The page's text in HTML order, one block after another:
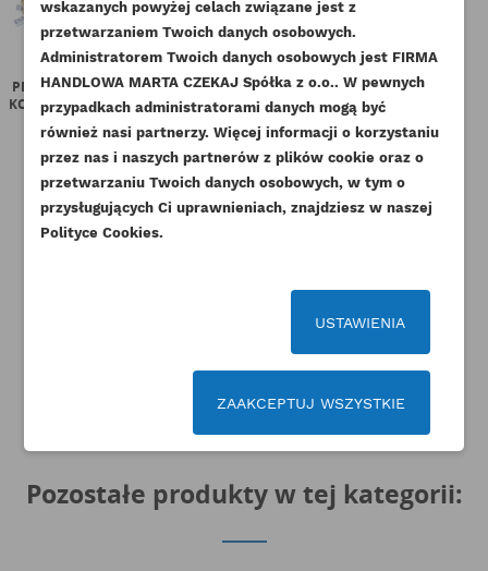
DODAJ DO LISTY ŻYCZEŃ
add_circle_outline Stwórz nową listę życzeń
NAZWA LISTY ŻYCZEŃ
Anuluj Utwórz listę życzeń
Musisz być zalogowany by zapisać produkty na
swojej liście życzeń.
Anuluj Zaloguj się
PERKINS USZCZELNIENIE WAŁU
KORBOWEGO TYŁ Z OBUDOWĄ...
Indeks 2418F701-ORG
Dostępny
367,77 złBrutto
299,00 złNetto
PERKINS PIASTA KOŁA
POŚREDNIEGO D-50,8
ORYGINAŁ
Indeks3311A054-ORG
Dostępny
166,05 zł
Pozostałe produkty w tej kategorii:
wskazanych powyżej celach związane jest z
przetwarzaniem Twoich danych osobowych.
Administratorem Twoich danych osobowych jest FIRMA
HANDLOWA MARTA CZEKAJ Spółka z o.o.. W pewnych
przypadkach administratorami danych mogą być
również nasi partnerzy. Więcej informacji o korzystaniu
przez nas i naszych partnerów z plików cookie oraz o
przetwarzaniu Twoich danych osobowych, w tym o
przysługujących Ci uprawnieniach, znajdziesz w naszej
Polityce Cookies.
USTAWIENIA
ZAAKCEPTUJ WSZYSTKIE